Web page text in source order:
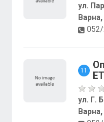
ул.
Варна,
11
ЕТ
ул. Г.
Варна,